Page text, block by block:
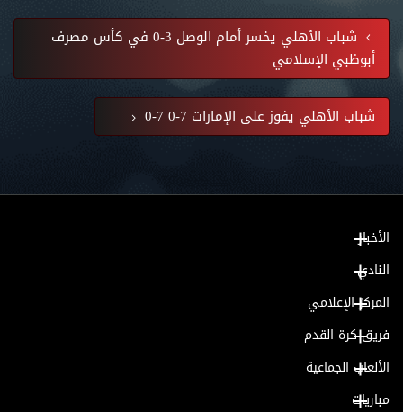
شباب الأهلي يخسر أمام الوصل 3-0 في كأس مصرف
أبوظبي الإسلامي
شباب الأهلي يفوز على الإمارات 7-0 7-0
الأخبار
النادي
المركز الإعلامي
فريق كرة القدم
الألعاب الجماعية
مباريات